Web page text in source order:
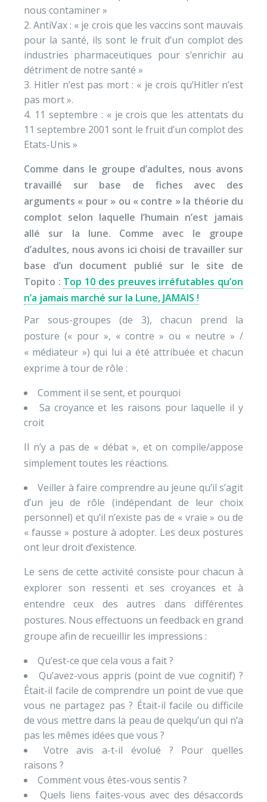
nous contaminer »
AntiVax : « je crois que les vaccins sont mauvais
pour la santé, ils sont le fruit d’un complot des
industries pharmaceutiques pour s’enrichir au
détriment de notre santé »
Hitler n’est pas mort : « je crois qu’Hitler n’est
pas mort ».
11 septembre : « je crois que les attentats du
11 septembre 2001 sont le fruit d’un complot des
Etats-Unis »
Comme dans le groupe d’adultes, nous avons
travaillé sur base de fiches avec des
arguments « pour » ou « contre » la théorie du
complot selon laquelle l’humain n’est jamais
allé sur la lune. Comme avec le groupe
d’adultes, nous avons ici choisi de travailler sur
base d’un document publié sur le site de
Topito : Top 10 des preuves irréfutables qu’on
n’a jamais marché sur la Lune, JAMAIS !
Par sous-groupes (de 3), chacun prend la
posture (« pour », « contre » ou « neutre » /
« médiateur ») qui lui a été attribuée et chacun
exprime à tour de rôle :
Comment il se sent, et pourquoi
Sa croyance et les raisons pour laquelle il y
croit
Il n’y a pas de « débat », et on compile/appose
simplement toutes les réactions.
Veiller à faire comprendre au jeune qu’il s’agit
d’un jeu de rôle (indépendant de leur choix
personnel) et qu’il n’existe pas de « vraie » ou de
« fausse » posture à adopter. Les deux postures
ont leur droit d’existence.
Le sens de cette activité consiste pour chacun à
explorer son ressenti et ses croyances et à
entendre ceux des autres dans différentes
postures. Nous effectuons un feedback en grand
groupe afin de recueillir les impressions :
Qu’est-ce que cela vous a fait ?
Qu’avez-vous appris (point de vue cognitif) ?
Était-il facile de comprendre un point de vue que
vous ne partagez pas ? Était-il facile ou difficile
de vous mettre dans la peau de quelqu’un qui n’a
pas les mêmes idées que vous ?
Votre avis a-t-il évolué ? Pour quelles
raisons ?
Comment vous êtes-vous sentis ?
Quels liens faites-vous avec des désaccords